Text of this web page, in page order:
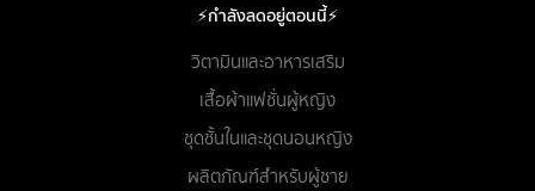
⚡กำลังลดอยู่ตอนนี้⚡
วิตามินและอาหารเสริม
เสื้อผ้าแฟชั่นผู้หญิง
ชุดชั้นในและชุดนอนหญิง
ผลิตภัณฑ์สำหรับผู้ชาย